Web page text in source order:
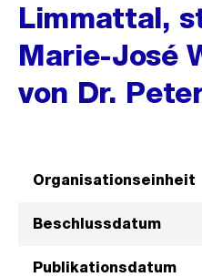
Limmattal,
Marie-José
von Dr.
Organisationseinheit
Beschlussdatum
Publikationsdatum